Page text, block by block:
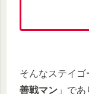
そんなステイゴ
善戦マン 」で